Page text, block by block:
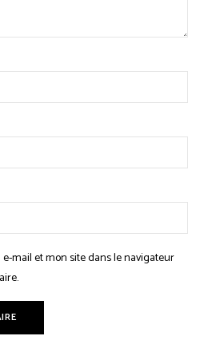
mail et mon site dans le navigateur